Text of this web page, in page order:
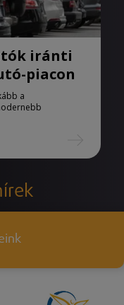
iránti
piacon
a